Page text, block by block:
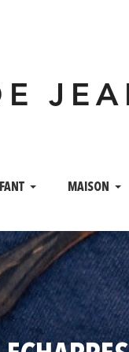
MAISON